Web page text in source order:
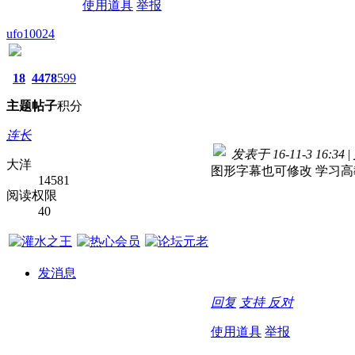
使用道具 举报
ufo10024
18
主题
4478
帖子
599
积分
连长
大洋
14581
阅读权限
40
发消息
发表于 16-11-3 16:34 |
图形字幕也可修改 学习
回复 支持 反对
使用道具 举报